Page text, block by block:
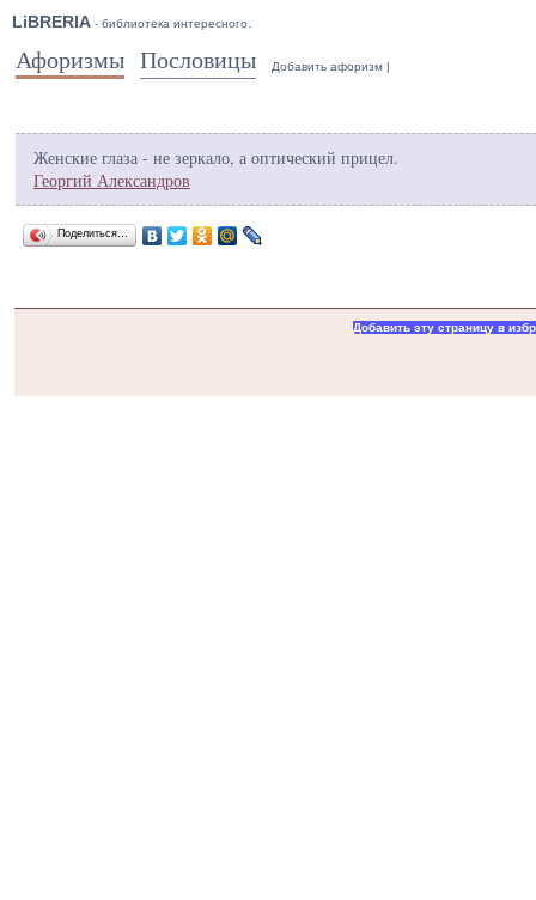
LiBRERIA - библиотека интересного.
Афоризмы Пословицы Добавить афоризм |
Женские глаза - не зеркало, а оптический прицел.
Георгий Александров
Поделиться…
Добавить эту страницу в